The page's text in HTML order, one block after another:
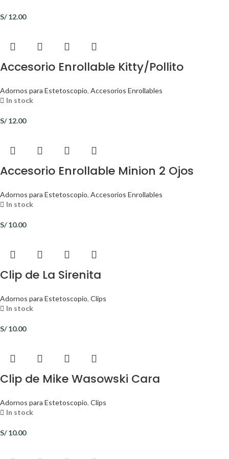
S/12.00
Accesorio Enrollable Kitty/Pollito
Adornos para Estetoscopio, Accesorios Enrollables
In stock
S/12.00
Accesorio Enrollable Minion 2 Ojos
Adornos para Estetoscopio, Accesorios Enrollables
In stock
S/10.00
Clip de La Sirenita
Adornos para Estetoscopio, Clips
In stock
S/10.00
Clip de Mike Wasowski Cara
Adornos para Estetoscopio, Clips
In stock
S/10.00